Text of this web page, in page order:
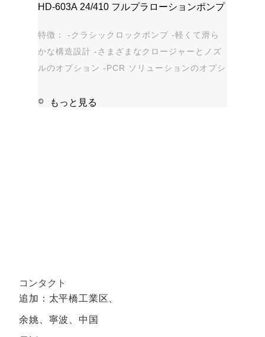
HD-603A 24/410 フルプラローションポンプ
特徴： -クラシックロックポンプ -軽くて滑ら
かな構造設計 -さまざまなクロージャーとノズ
ルのオプション -PCR ソリューションのオプシ
-シャンプー、シャワージェル -パーソナルケア
もっと見る
コンタクト
追加：太平橋工業区、
余姚、寧波、中国